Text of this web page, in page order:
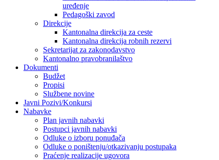
uređenje
Pedagoški zavod
Direkcije
Kantonalna direkcija za ceste
Kantonalna direkcija robnih rezervi
Sekretarijat za zakonodavstvo
Kantonalno pravobranilaštvo
Dokumenti
Budžet
Propisi
Službene novine
Javni Pozivi/Konkursi
Nabavke
Plan javnih nabavki
Postupci javnih nabavki
Odluke o izboru ponuđača
Odluke o poništenju/otkazivanju postupaka
Praćenje realizacije ugovora